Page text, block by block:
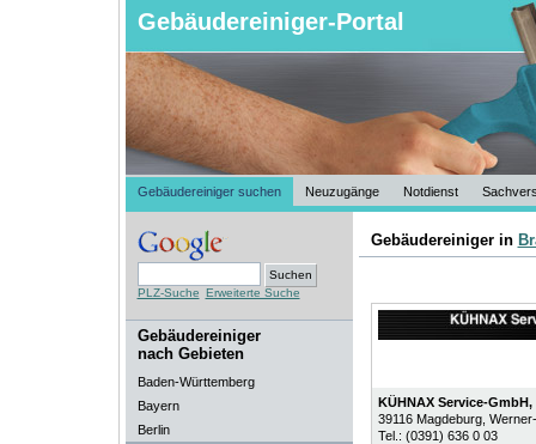
Gebäudereiniger-Portal
Gebäudereiniger suchen Neuzugänge Notdienst
PLZ-Suche Erweiterte Suche
Gebäudereiniger
nach Gebieten
Baden-Württemberg
Bayern
Berlin
Gebäudereiniger in
KÜHNAX Service-GmbH,
39116 Magdeburg,
Tel.: (0391) 636 0 03